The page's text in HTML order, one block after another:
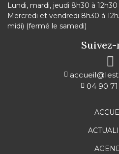
Lundi, mardi, jeudi 8h30 à
Mercredi et vendredi 8h30 à
midi) (fermé le samedi)
04 90